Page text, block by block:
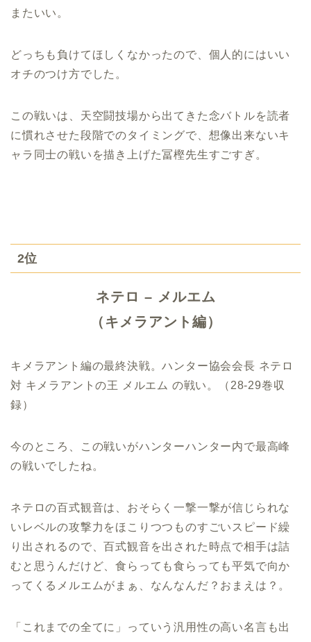
またいい。
どっちも負けてほしくなかったので、個人的にはいい
オチのつけ方でした。
この戦いは、天空闘技場から出てきた念バトルを読者
に慣れさせた段階でのタイミングで、想像出来ないキ
ャラ同士の戦いを描き上げた冨樫先生すごすぎ。
2位
ネテロ – メルエム
（キメラアント編）
キメラアント編の最終決戦。ハンター協会会長 ネテロ
対 キメラアントの王 メルエム の戦い。（28-29巻収
録）
今のところ、この戦いがハンターハンター内で最高峰
の戦いでしたね。
ネテロの百式観音は、おそらく一撃一撃が信じられな
いレベルの攻撃力をほこりつつものすごいスピード繰
り出されるので、百式観音を出された時点で相手は詰
むと思うんだけど、食らっても食らっても平気で向か
ってくるメルエムがまぁ、なんなんだ？おまえは？。
「これまでの全てに」っていう汎用性の高い名言も出